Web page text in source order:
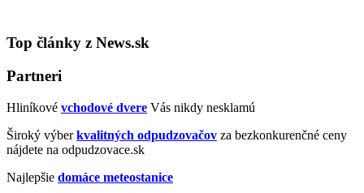
Top články z News.sk
Partneri
Hliníkové vchodové dvere Vás nikdy nesklamú
Široký výberkvalitných odpudzovačov za bezkonkurenčné ceny
nájdete na odpudzovace.sk
Najlepšie domáce meteostanice